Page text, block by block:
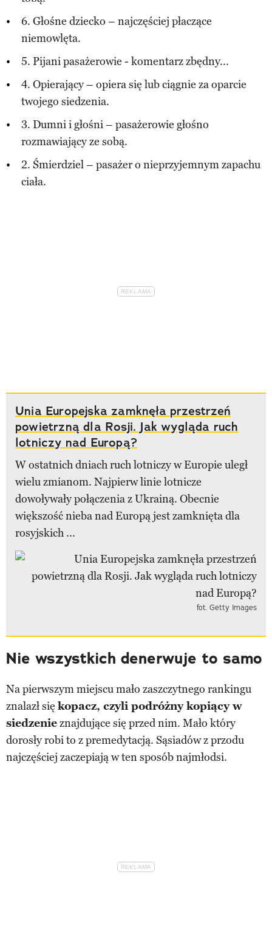
6. Głośne dziecko – najczęściej płaczące
niemowlęta.
5. Pijani pasażerowie - komentarz zbędny...
4. Opierający – opiera się lub ciągnie za oparcie
twojego siedzenia.
3. Dumni i głośni – pasażerowie głośno
rozmawiający ze sobą.
2. Śmierdziel – pasażer o nieprzyjemnym zapachu
ciała.
Unia Europejska zamknęła przestrzeń
powietrzną dla Rosji. Jak wygląda ruch
lotniczy nad Europą?
W ostatnich dniach ruch lotniczy w Europie uległ
wielu zmianom. Najpierw linie lotnicze
dowoływały połączenia z Ukrainą. Obecnie
większość nieba nad Europą jest zamknięta dla
rosyjskich ...
fot. Getty Images
Nie wszystkich denerwuje to samo
Na pierwszym miejscu mało zaszczytnego rankingu
znalazł się kopacz, czyli podróżny kopiący w
siedzenieznajdujące się przed nim. Mało który
dorosły robi to z premedytacją. Sąsiadów z przodu
najczęściej zaczepiają w ten sposób najmłodsi.